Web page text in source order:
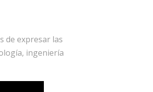
de expresar las
ingeniería